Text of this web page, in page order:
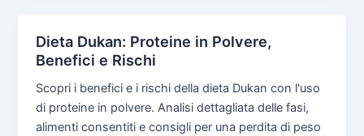
Dieta Dukan: Proteine in Polvere,
Benefici e Rischi
Scopri i benefici e i rischi della dieta Dukan con l'uso
di proteine in polvere. Analisi dettagliata delle fasi,
alimenti consentiti e consigli per una perdita di peso